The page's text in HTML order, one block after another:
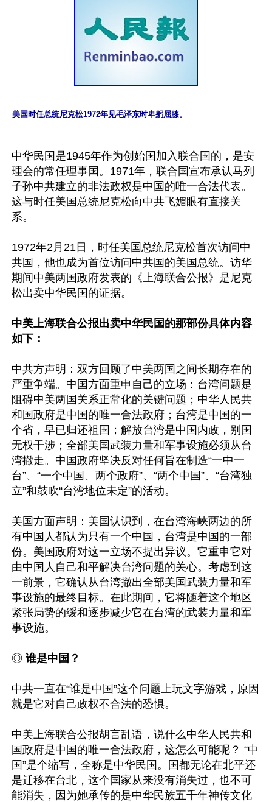
美国时任总统尼克松1972年见毛泽东时卑躬屈膝。
中华民国是1945年作为创始国加入联合国的，是安
理会的常任理事国。1971年，联合国宣布承认马列
子孙中共建立的非法政权是中国的唯一合法代表。
这与时任美国总统尼克松向中共飞媚眼有直接关
系。
1972年2月21日，时任美国总统尼克松首次访问中
共国，他也成为首位访问中共国的美国总统。访华
期间中美两国政府发表的《上海联合公报》是尼克
松出卖中华民国的证据。
中美上海联合公报出卖中华民国的那部份具体内容
如下：
中共方声明：双方回顾了中美两国之间长期存在的
严重争端。中国方面重申自己的立场：台湾问题是
阻碍中美两国关系正常化的关键问题；中华人民共
和国政府是中国的唯一合法政府；台湾是中国的一
个省，早已归还祖国；解放台湾是中国内政，别国
无权干涉；全部美国武装力量和军事设施必须从台
湾撤走。中国政府坚决反对任何旨在制造“一中一
台”、“一个中国、两个政府”、“两个中国”、“台湾独
立”和鼓吹“台湾地位未定”的活动。
美国方面声明：美国认识到，在台湾海峡两边的所
有中国人都认为只有一个中国，台湾是中国的一部
份。美国政府对这一立场不提出异议。它重申它对
由中国人自己和平解决台湾问题的关心。考虑到这
一前景，它确认从台湾撤出全部美国武装力量和军
事设施的最终目标。在此期间，它将随着这个地区
紧张局势的缓和逐步减少它在台湾的武装力量和军
事设施。
◎ 谁是中国？
中共一直在“谁是中国”这个问题上玩文字游戏，原因
就是它对自己政权不合法的恐惧。
中美上海联合公报胡言乱语，说什么中华人民共和
国政府是中国的唯一合法政府，这怎么可能呢？ “中
国”是个缩写，全称是中华民国。国都无论在北平还
是迁移在台北，这个国家从来没有消失过，也不可
能消失，因为她承传的是中华民族五千年神传文化